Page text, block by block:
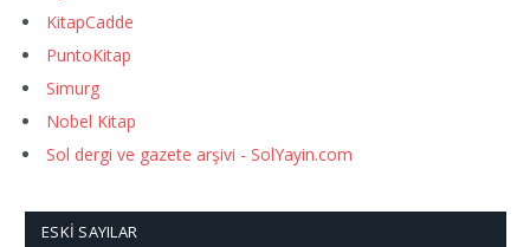
KitapCadde
PuntoKitap
Simurg
Nobel Kitap
Sol dergi ve gazete arşivi - SolYayin.com
ESKI SAYILAR